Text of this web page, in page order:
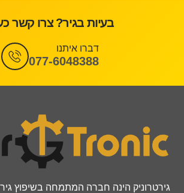
בעיות בגיר? צרו קשר
דברו איתנו
077-6048388
גירטרוניק הינה חברה המתמחה בשיפוץ